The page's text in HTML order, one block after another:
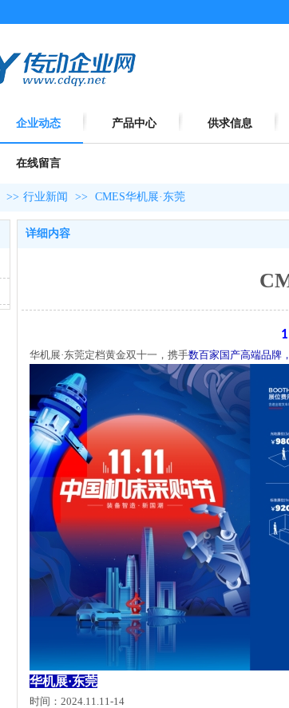
企业动态 产品中心 供求信息
在线留言
>> 行业新闻 >> CMES华机展·东莞
详细内容
华机展·东莞定档黄金双十一，携手数百家国产高端品牌
华机展·东莞
时间： 2024.11.11-14